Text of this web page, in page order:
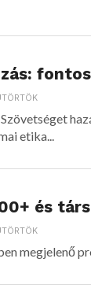
etika...
és
megjelenő